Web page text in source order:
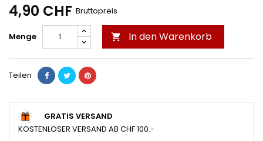
4,90 CHF Bruttopreis
Menge  In den Warenkorb
Teilen
GRATIS VERSAND
KOSTENLOSER VERSAND AB CHF 100.-